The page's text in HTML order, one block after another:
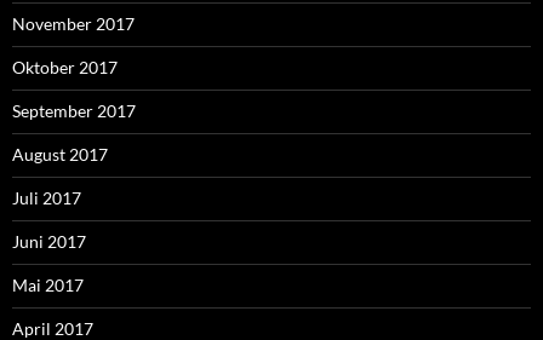
November 2017
Oktober 2017
September 2017
August 2017
Juli 2017
Juni 2017
Mai 2017
April 2017